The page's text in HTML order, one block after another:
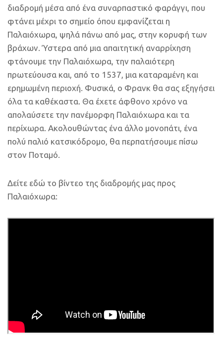
διαδρομή μέσα από ένα συναρπαστικό φαράγγι, που
φτάνει μέχρι το σημείο όπου εμφανίζεται η
Παλαιόχωρα, ψηλά πάνω από μας, στην κορυφή των
βράχων. Ύστερα από μια απαιτητική αναρρίχηση
φτάνουμε την Παλαιόχωρα, την παλαιότερη
πρωτεύουσα και, από το 1537, μια καταραμένη και
ερημωμένη περιοχή. Φυσικά, ο Φρανκ θα σας εξηγήσει
όλα τα καθέκαστα. Θα έχετε άφθονο χρόνο να
απολαύσετε την πανέμορφη Παλαιόχωρα και τα
περίχωρα. Ακολουθώντας ένα άλλο μονοπάτι, ένα
πολύ παλιό κατσικόδρομο, θα περπατήσουμε πίσω
στον Ποταμό.
Δείτε εδώ το βίντεο της διαδρομής μας προς
Παλαιόχωρα: